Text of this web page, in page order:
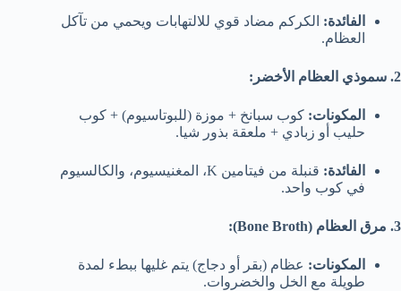
الفائدة: الكركم مضاد قوي للالتهابات ويحمي من تآكل
العظام.
2. سموذي العظام الأخضر:
المكونات: كوب سبانخ + موزة (للبوتاسيوم) + كوب
حليب أو زبادي + ملعقة بذور شيا.
الفائدة:
قنبلة من فيتامين K، المغنيسيوم، والكالسيوم
في كوب واحد.
3. مرق العظام (Bone Broth):
المكونات: عظام (بقر أو دجاج) يتم غليها ببطء لمدة
طويلة مع الخل والخضروات.